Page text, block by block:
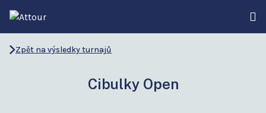
Zpět na výsledky turnajů
Cibulky Open